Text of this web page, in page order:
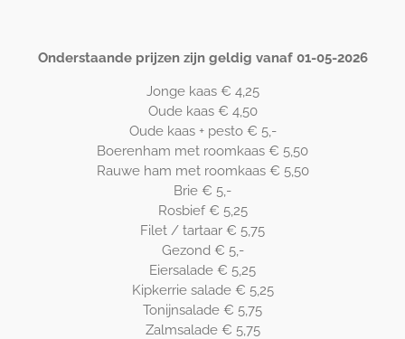
Onderstaande prijzen zijn geldig vanaf 01-05-2026
Jonge kaas € 4,25
Oude kaas € 4,50
Oude kaas + pesto € 5,-
Boerenham met roomkaas € 5,50
Rauwe ham met roomkaas € 5,50
Brie € 5,-
Rosbief € 5,25
Filet / tartaar € 5,75
Gezond € 5,-
Eiersalade € 5,25
Kipkerrie salade € 5,25
Tonijnsalade € 5,75
Zalmsalade € 5,75